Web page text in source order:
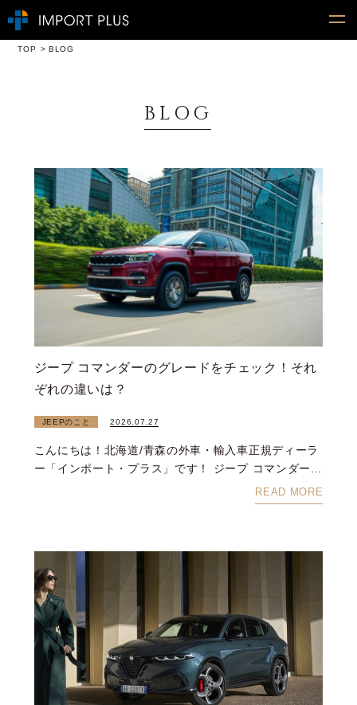
TOP BLOG
BLOG
ジープ コマンダーのグレードをチェック！それ
ぞれの違いは？
JEEPのこと 2026.07.27
こんにちは！北海道/青森の外車・輸入車正規ディーラ
ー「インポート・プラス」です！ ジープ コマンダー...
READ MORE